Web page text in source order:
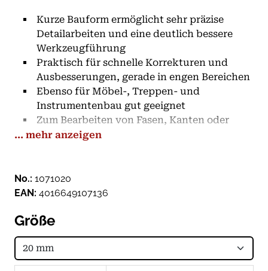
Kurze Bauform ermöglicht sehr präzise
Detailarbeiten und eine deutlich bessere
Werkzeugführung
Praktisch für schnelle Korrekturen und
Ausbesserungen, gerade in engen Bereichen
Ebenso für Möbel-, Treppen- und
Instrumentenbau gut geeignet
Zum Bearbeiten von Fasen, Kanten oder
Oberflächen
Klingen aus hoch-kohlenstoffhaltigem
Werkzeugstahl, Rotbuchenheft
Werksseitiger Anschliffwinkel: 25 ° - für
weiches bis mittelhartes Holz
... mehr anzeigen
No.: 1071020
EAN: 4016649107136
Größe